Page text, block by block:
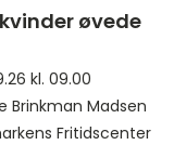
øvede
kl. 09.00
Brinkman Madsen
Fritidscenter